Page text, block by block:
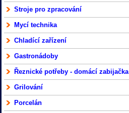
Stroje pro zpracování
Mycí technika
Chladící zařízení
Gastronádoby
Řeznické potřeby - domácí zabijačka
Grilování
Porcelán